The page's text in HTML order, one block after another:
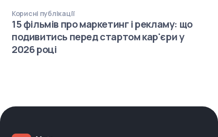
Корисні публікації
15 фільмів про маркетинг і рекламу: що
подивитись перед стартом кар'єри у
2026 році